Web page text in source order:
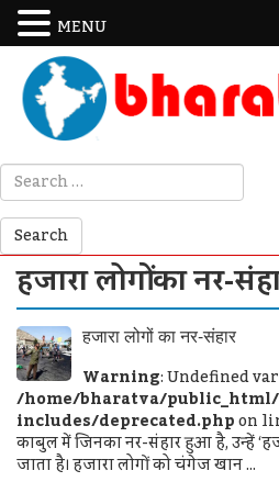
हजारा लोगों का नर-
हजारा लोगों का नर-संहार
Warning: Undefined
/home/bharatva/
includes/deprecated.phpon
काबुल में जिनका नर-संहार हुआ है, उन्हें
जाता है। हजारा लोगों को चंगेज खान ...
MENU